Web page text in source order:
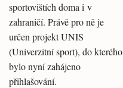
sportovištích doma i v
zahraničí. Právě pro ně je
určen projekt UNIS
(Univerzitní sport), do kterého
bylo nyní zahájeno
přihlašování.